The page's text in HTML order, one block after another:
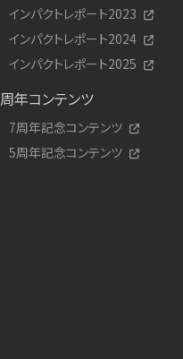
インパクトレポート2023
インパクトレポート2024
インパクトレポート2025
周年コンテンツ
7周年記念コンテンツ
5周年記念コンテンツ